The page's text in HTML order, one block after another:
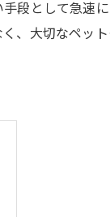
段として急速
、大切なペッ